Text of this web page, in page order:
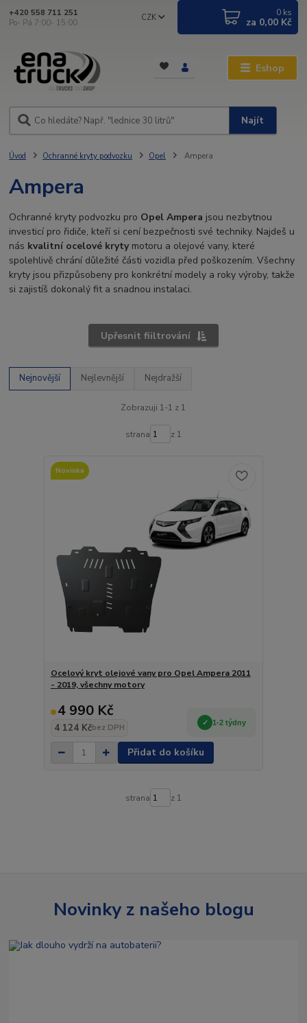
Eshop
CZK
Najít
+420 558 711 251
Po- Pá 7:00- 15:00
0 ks
za 0,00 Kč
Úvod Ochranné kryty podvozku Opel Ampera
Ampera
Ochranné kryty podvozku pro Opel Ampera jsou nezbytnou
investicí pro řidiče, kteří si cení bezpečnosti své techniky. Najdeš u
nás kvalitní ocelové krytymotoru a olejové vany, které
spolehlivě chrání důležité části vozidla před poškozením. Všechny
kryty jsou přizpůsobeny pro konkrétní modely a roky výroby, takže
si zajistíš dokonalý fit a snadnou instalaci.
Upřesnit fiiltrování
Nejnovější Nejlevnější Nejdražší
Zobrazuji 1-1 z 1
strana z 1
Novinka
Ocelový kryt olejové vany pro Opel Ampera 2011
- 2019, všechny motory
4 990 Kč
4 124 Kčbez DPH
1-2 týdny
Přidat do košíku
strana z 1
Novinky z našeho blogu